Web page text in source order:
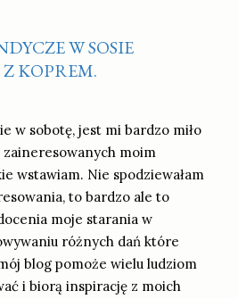
W SOSIE
KOPREM.
w sobotę, jest mi bardzo miło
zaineresowanych moim
wstawiam. Nie spodziewałam
to bardzo ale to
moje starania w
różnych dań które
blog pomoże wielu ludziom
i biorą inspirację z moich